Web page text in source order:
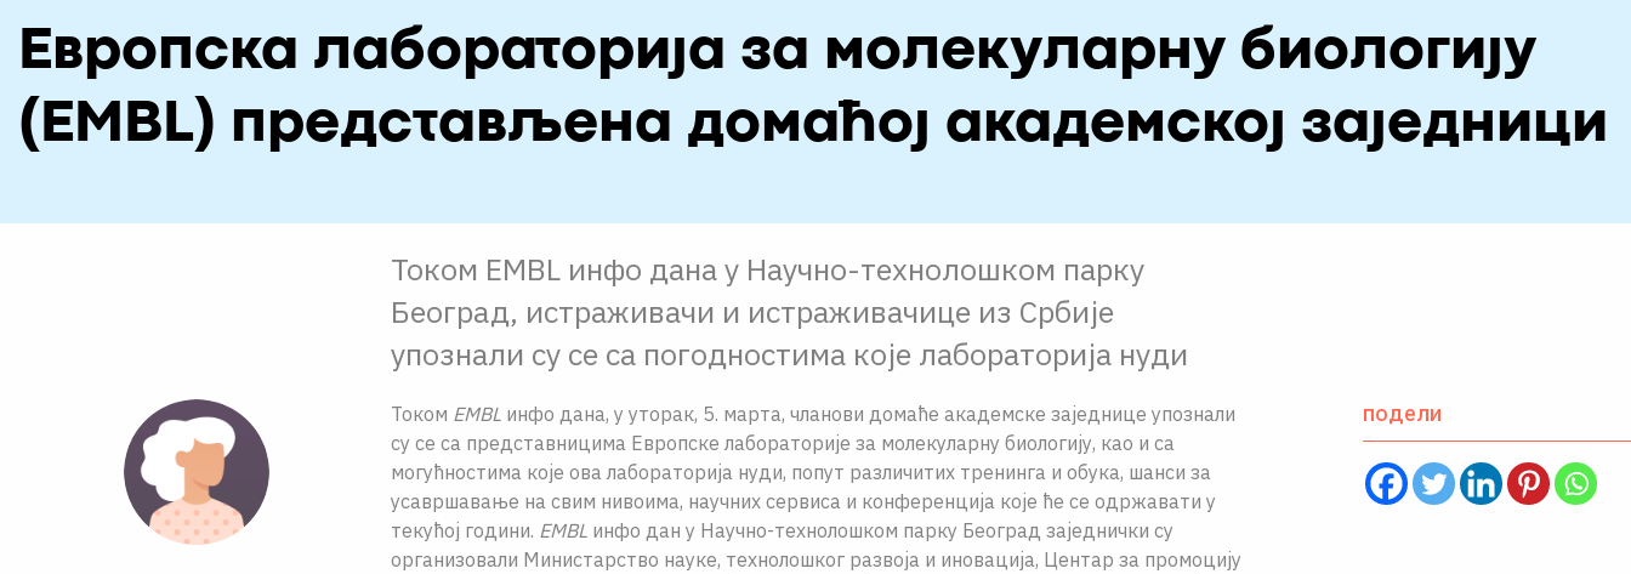
Европска лабораторија за молекуларну биологију
(EMBL) представљена домаћој академској заједници
Током EMBL инфо дана у Научно-технолошком парку
Београд, истраживачи и истраживачице из Србије
упознали су се са погодностима које лабораторија нуди
Током EMBL инфо дана, у уторак, 5. марта, чланови домаће академске заједнице упознали
су се са представницима Европске лабораторије за молекуларну биологију, као и са
могућностима које ова лабораторија нуди, попут различитих тренинга и обука, шанси за
усавршавање на свим нивоима, научних сервиса и конференција које ће се одржавати у
текућој години. EMBL инфо дан у Научно-технолошком парку Београд заједнички су
организовали Министарство науке, технолошког развоја и иновација, Центар за промоцију
подели